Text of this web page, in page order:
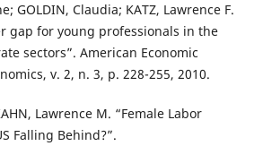
GOLDIN, Claudia; KATZ, Lawrence F.
gap for young professionals in the
sectors”. American Economic
v. 2, n. 3, p. 228-255, 2010.
Lawrence M. “Female Labor
Falling Behind?”.